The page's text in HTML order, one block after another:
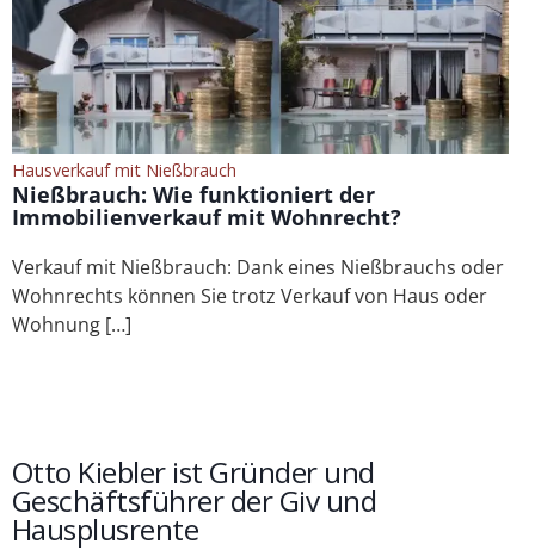
Hausverkauf mit Nießbrauch
Nießbrauch: Wie funktioniert der
Immobilienverkauf mit Wohnrecht?
Verkauf mit Nießbrauch: Dank eines Nießbrauchs oder
Wohnrechts können Sie trotz Verkauf von Haus oder
Wohnung […]
Otto Kiebler ist Gründer und
Geschäftsführer der Giv und
Hausplusrente